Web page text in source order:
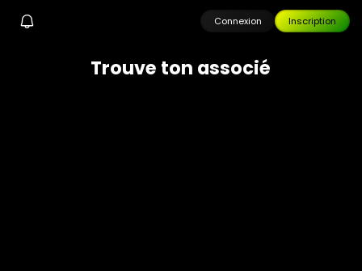
Connexion Inscription
Trouve ton associé